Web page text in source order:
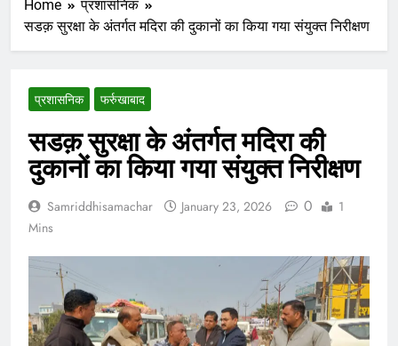
Home
प्रशासनिक
सडक़ सुरक्षा के अंतर्गत मदिरा की दुकानों का किया गया संयुक्त निरीक्षण
प्रशासनिक फर्रुखाबाद
सडक़ सुरक्षा के अंतर्गत मदिरा की
दुकानों का किया गया संयुक्त निरीक्षण
Samriddhisamachar January 23, 2026 0
1
Mins